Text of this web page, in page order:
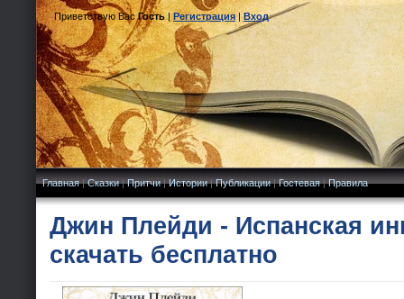
Приветствую Вас Гость|Регистрация|Вход
Главная|Сказки|Притчи|Истории|Публикации|Гостевая|Правила
Джин Плейди - Испанская
скачать бесплатно